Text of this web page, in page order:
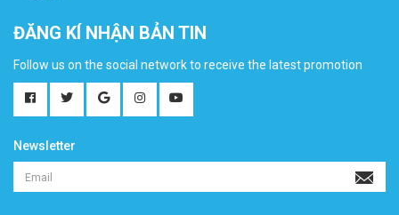
ĐĂNG KÍ NHẬN BẢN TIN
Follow us on the social network to receive the latest promotion
Newsletter